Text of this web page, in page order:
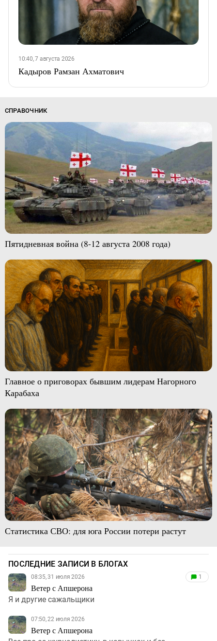
10:40, 7 августа 2026
Кадыров Рамзан Ахматович
СПРАВОЧНИК
Пятидневная война (8-12 августа 2008 года)
Главное о приговорах бывшим лидерам Нагорного
Карабаха
Статистика СВО: для юга России потери растут
ПОСЛЕДНИЕ ЗАПИСИ В БЛОГАХ
08:35, 31 июля 2026
Ветер с Апшерона
1
Я и другие сажальщики
07:50, 22 июля 2026
Ветер с Апшерона